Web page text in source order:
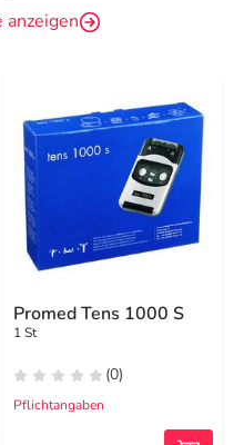
Promed Tens 1000 S
1 St
(0)
Pflichtangaben